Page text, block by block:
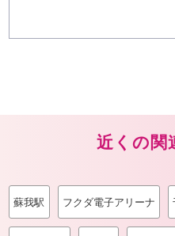
近くの関
蘇我駅 フクダ電子アリーナ